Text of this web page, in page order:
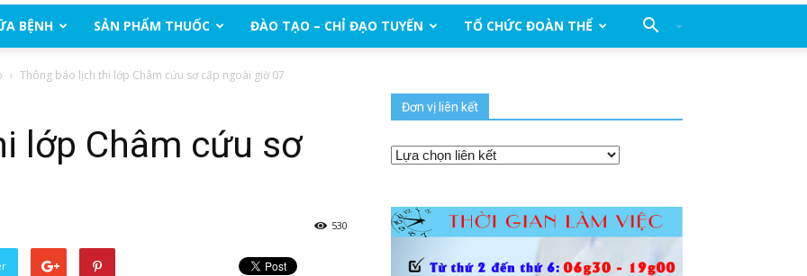
BỆNH SẢN PHẨM THUỐC ĐÀO TẠO – CHỈ ĐẠO TUYẾN TỔ CHỨC ĐOÀN THỂ
Thông báo lịch thi lớp Châm cứu sơ cấp ngoài giờ 07
lớp Châm cứu sơ
530
Đơn vị liên kết